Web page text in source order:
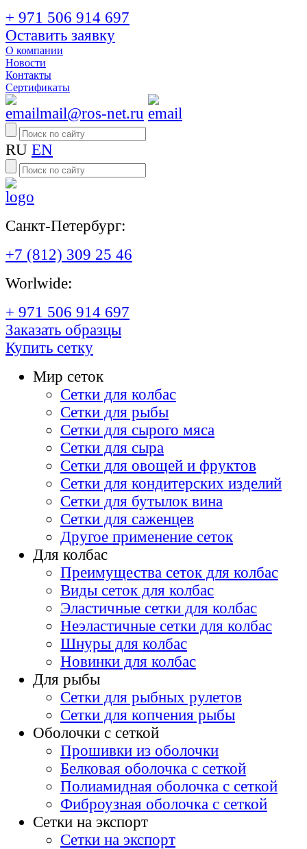
+ 971 506 914 697
Оставить заявку
О компании
Новости
Контакты
Сертификаты
mail@ros-net.ru
RU EN
Санкт-Петербург:
+7 (812) 309 25 46
Worlwide:
+ 971 506 914 697
Заказать образцы
Купить сетку
Мир сеток
Сетки для колбас
Сетки для рыбы
Сетки для сырого мяса
Сетки для сыра
Сетки для овощей и фруктов
Сетки для кондитерских изделий
Сетки для бутылок вина
Сетки для саженцев
Другое применение сеток
Для колбас
Преимущества сеток для колбас
Виды сеток для колбас
Эластичные сетки для колбас
Неэластичные сетки для колбас
Шнуры для колбас
Новинки для колбас
Для рыбы
Сетки для рыбных рулетов
Сетки для копчения рыбы
Оболочки с сеткой
Прошивки из оболочки
Белковая оболочка с сеткой
Полиамидная оболочка с сеткой
Фиброузная оболочка с сеткой
Сетки на экспорт
Сетки на экспорт